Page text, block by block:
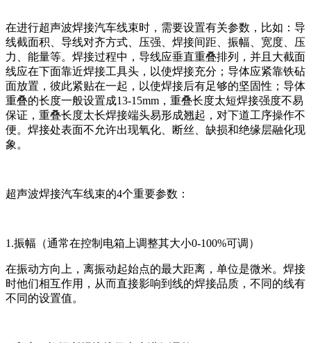
在进行超声波焊接汽车线束时，需要设置有关参数，比如：导
线截面积、导线对齐方式、压强、焊接间距、振幅、宽度、压
力、能量等。焊接过程中，导线应垂直重叠排列，并且大截面
线应在下面靠近焊接工具头，以使焊接充分；导体应紧靠铁砧
面放置，彼此紧贴在一起，以使焊接后有足够的坚固性；导体
重叠的长度一般设置成13-15mm，重叠长度太短焊接强度不易
保证，重叠长度太长焊接端头易形成翘起，对下道工序操作不
便。焊接处表面不允许出现氧化、断丝、缺损和绝缘层融化现
象。
超声波焊接汽车线束的4个重要参数：
1.振幅（通常在控制电箱上调整其大小0-100%可调）
在振动方向上，离振动起始点的最大距离，单位是微米。焊接
时他们相互作用，从而直接影响到线的焊接品质，不同的线有
不同的设置值。